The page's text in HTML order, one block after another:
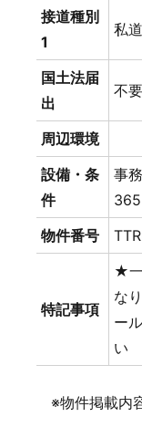
接道種別
1
私道
国土法届
出
不要
周辺環境
設備・条
件
事
物件番号
特記事項
★一
な
ー
い
※物件掲載内